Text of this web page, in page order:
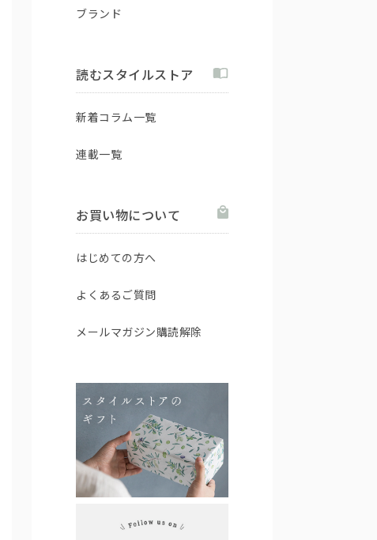
ブランド
読むスタイルストア
新着コラム一覧
連載一覧
お買い物について
はじめての方へ
よくあるご質問
メールマガジン購読解除